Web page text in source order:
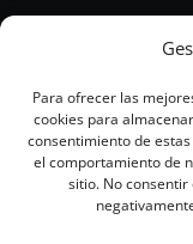
Para ofrecer las
cookies para
consentimiento de
el comportamiento de
sitio. No